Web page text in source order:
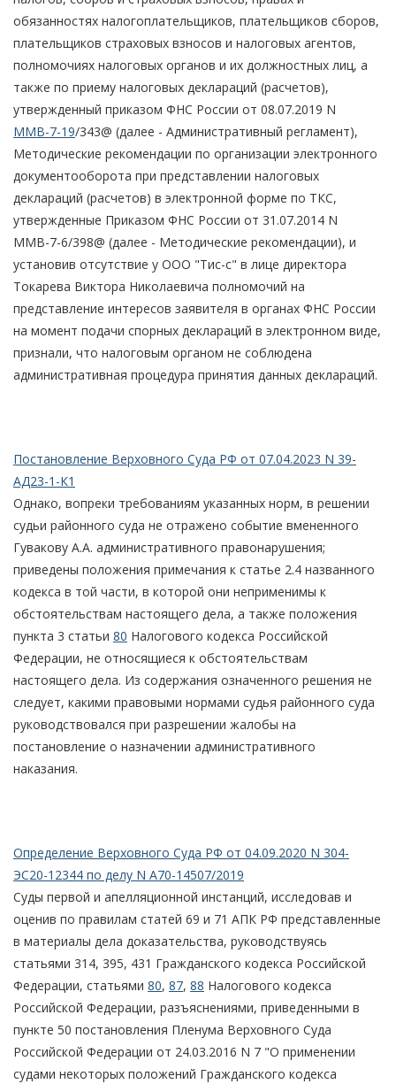
обязанностях налогоплательщиков, плательщиков сборов,
плательщиков страховых взносов и налоговых агентов,
полномочиях налоговых органов и их должностных лиц, а
также по приему налоговых деклараций (расчетов),
утвержденный приказом ФНС России от 08.07.2019 N
ММВ-7-19/343@ (далее - Административный регламент),
Методические рекомендации по организации электронного
документооборота при представлении налоговых
деклараций (расчетов) в электронной форме по ТКС,
утвержденные Приказом ФНС России от 31.07.2014 N
ММВ-7-6/398@ (далее - Методические рекомендации), и
установив отсутствие у ООО "Тис-с" в лице директора
Токарева Виктора Николаевича полномочий на
представление интересов заявителя в органах ФНС России
на момент подачи спорных деклараций в электронном виде,
признали, что налоговым органом не соблюдена
административная процедура принятия данных деклараций.
Постановление Верховного Суда РФ от 07.04.2023 N 39-
АД23-1-К1
Однако, вопреки требованиям указанных норм, в решении
судьи районного суда не отражено событие вмененного
Гувакову А.А. административного правонарушения;
приведены положения примечания к статье 2.4 названного
кодекса в той части, в которой они неприменимы к
обстоятельствам настоящего дела, а также положения
пункта 3 статьи 80 Налогового кодекса Российской
Федерации, не относящиеся к обстоятельствам
настоящего дела. Из содержания означенного решения не
следует, какими правовыми нормами судья районного суда
руководствовался при разрешении жалобы на
постановление о назначении административного
наказания.
Определение Верховного Суда РФ от 04.09.2020 N 304-
ЭС20-12344 по делу N А70-14507/2019
Суды первой и апелляционной инстанций, исследовав и
оценив по правилам статей 69 и 71 АПК РФ представленные
в материалы дела доказательства, руководствуясь
статьями 314, 395, 431 Гражданского кодекса Российской
Федерации, статьями 80, 87, 88 Налогового кодекса
Российской Федерации, разъяснениями, приведенными в
пункте 50 постановления Пленума Верховного Суда
Российской Федерации от 24.03.2016 N 7 "О применении
судами некоторых положений Гражданского кодекса